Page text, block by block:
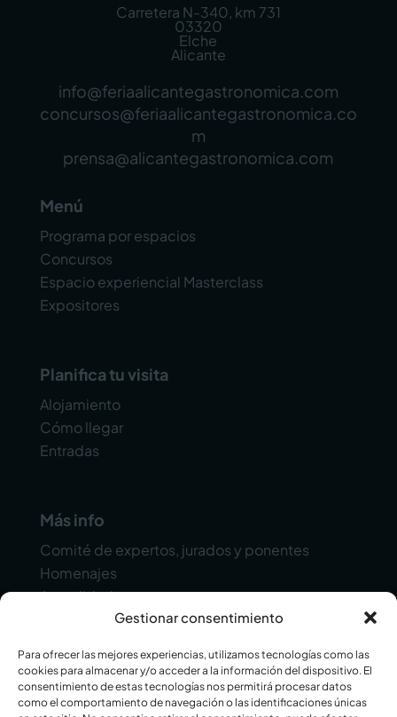
Gestionar consentimiento
Para ofrecer las mejores experiencias, utilizamos tecnologías como las
cookies para almacenar y/o acceder a la información del dispositivo. El
consentimiento de estas tecnologías nos permitirá procesar datos
como el comportamiento de navegación o las identificaciones únicas
Carretera N-340, km 731
03320
Elche
Alicante
info@feriaalicantegastronomica.com
concursos@feriaalicantegastronomica.co
m
prensa@alicantegastronomica.com
Menú
Programa por espacios
Concursos
Espacio experiencial Masterclass
Expositores
Planifica tu visita
Alojamiento
Cómo llegar
Entradas
Más info
Comité de expertos, jurados y ponentes
Homenajes
Actualidad